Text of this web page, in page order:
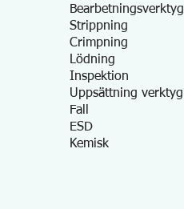
Bearbetningsverktyg
Strippning
Crimpning
Lödning
Inspektion
Uppsättning verktyg
Fall
ESD
Kemisk